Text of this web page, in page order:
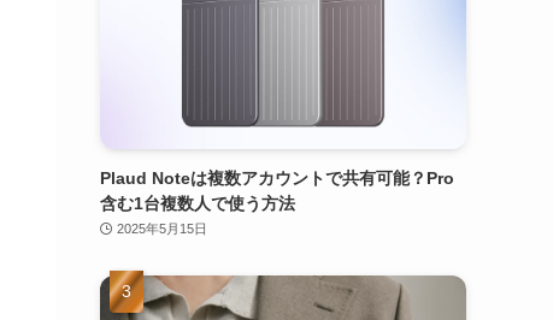
Plaud Noteは複数アカウントで共有可能？Pro
含む1台複数人で使う方法
2025年5月15日